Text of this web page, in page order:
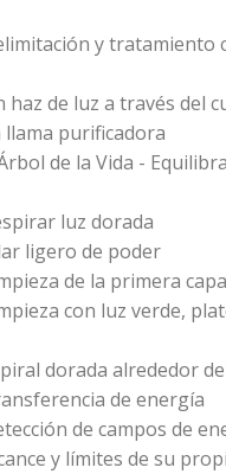
y tratamiento
haz de luz a través del
llama purificadora
de la Vida -
luz dorada
ligero de poder
de la primera
con luz verde,
dorada alrededor
de energía
de campos de
y límites de su